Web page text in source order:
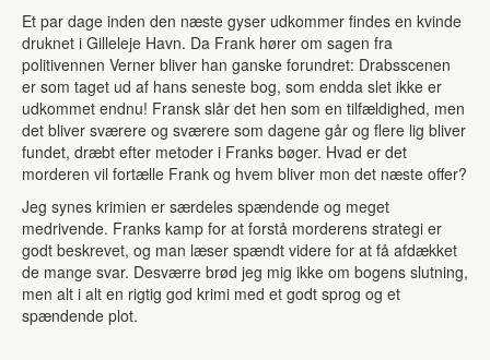
Et par dage inden den næste gyser udkommer findes en kvinde
druknet i Gilleleje Havn. Da Frank hører om sagen fra
politivennen Verner bliver han ganske forundret: Drabsscenen
er som taget ud af hans seneste bog, som endda slet ikke er
udkommet endnu! Fransk slår det hen som en tilfældighed, men
det bliver sværere og sværere som dagene går og flere lig bliver
fundet, dræbt efter metoder i Franks bøger. Hvad er det
morderen vil fortælle Frank og hvem bliver mon det næste offer?
Jeg synes krimien er særdeles spændende og meget
medrivende. Franks kamp for at forstå morderens strategi er
godt beskrevet, og man læser spændt videre for at få afdækket
de mange svar. Desværre brød jeg mig ikke om bogens slutning,
men alt i alt en rigtig god krimi med et godt sprog og et
spændende plot.